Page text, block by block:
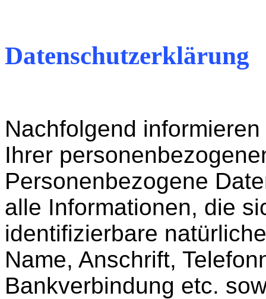
Datenschutzerklärung
Nachfolgend
Ihrer
Personenbezogene
alle Informationen, die
identifizierbare
Name, Anschrift,
Bankverbindung etc.